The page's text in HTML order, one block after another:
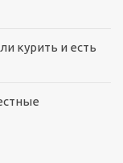
курить и есть